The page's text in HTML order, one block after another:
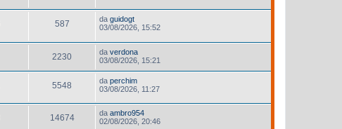
587 da guidogt
03/08/2026, 15:52
2230 da verdona
03/08/2026, 15:21
5548 da perchim
03/08/2026, 11:27
14674 da ambro954
02/08/2026, 20:46